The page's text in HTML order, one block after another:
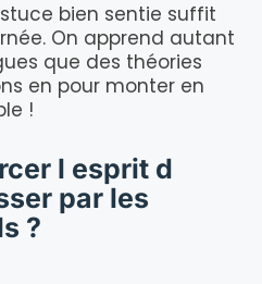
bien sentie suffit
On apprend autant
que des théories
en pour monter en
!
l esprit d
par les
?